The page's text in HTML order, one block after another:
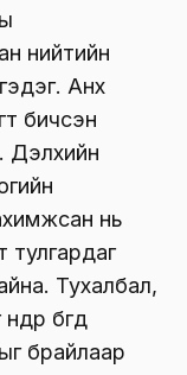
нийтийн
Анх
бичсэн
Дэлхийн
нь
тулгардаг
Тухалбал,
бөгөөд
брайлаар